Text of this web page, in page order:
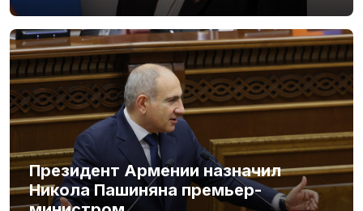
Президент Армении назначил
Никола Пашиняна премьер-